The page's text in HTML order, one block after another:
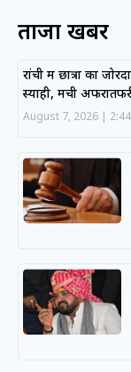
ताजा खबरें
रांची में छात्रों का
स्याही, मची
August 7, 2026